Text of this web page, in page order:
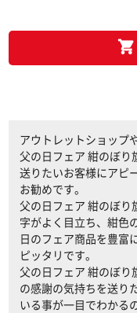
アウトレットショップ
父の日フェア 紺のぼり
送りたいお客様にアピ
お勧めです。
父の日フェア 紺のぼり
字がよく目立ち、紺色
日のフェア商品を豊富
ピッタリです。
父の日フェア 紺のぼり
の感謝の気持ちを送り
いる事が一目でわかる